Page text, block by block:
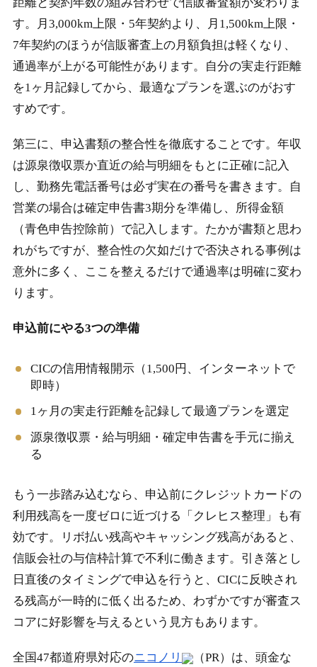
す。月3,000km上限・5年契約より、月1,500km上限・
7年契約のほうが信販審査上の月額負担は軽くなり、
通過率が上がる可能性があります。自分の実走行距離
を1ヶ月記録してから、最適なプランを選ぶのがおす
すめです。
第三に、申込書類の整合性を徹底することです。年収
は源泉徴収票か直近の給与明細をもとに正確に記入
し、勤務先電話番号は必ず実在の番号を書きます。自
営業の場合は確定申告書3期分を準備し、所得金額
（青色申告控除前）で記入します。たかが書類と思わ
れがちですが、整合性の欠如だけで否決される事例は
意外に多く、ここを整えるだけで通過率は明確に変わ
ります。
申込前にやる3つの準備
CICの信用情報開示（1,500円、インターネットで
即時）
1ヶ月の実走行距離を記録して最適プランを選定
源泉徴収票・給与明細・確定申告書を手元に揃え
る
もう一歩踏み込むなら、申込前にクレジットカードの
利用残高を一度ゼロに近づける「クレヒス整理」も有
効です。リボ払い残高やキャッシング残高があると、
信販会社の与信枠計算で不利に働きます。引き落とし
日直後のタイミングで申込を行うと、CICに反映され
る残高が一時的に低く出るため、わずかですが審査ス
コアに好影響を与えるという見方もあります。
全国47都道府県対応のニコノリ
（PR）は、頭金な